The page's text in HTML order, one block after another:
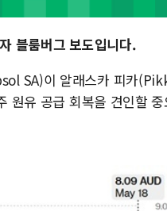
블룸버그 보도입니다.
SA)이 알래스카 피카
원유 공급 회복을 견인할 중